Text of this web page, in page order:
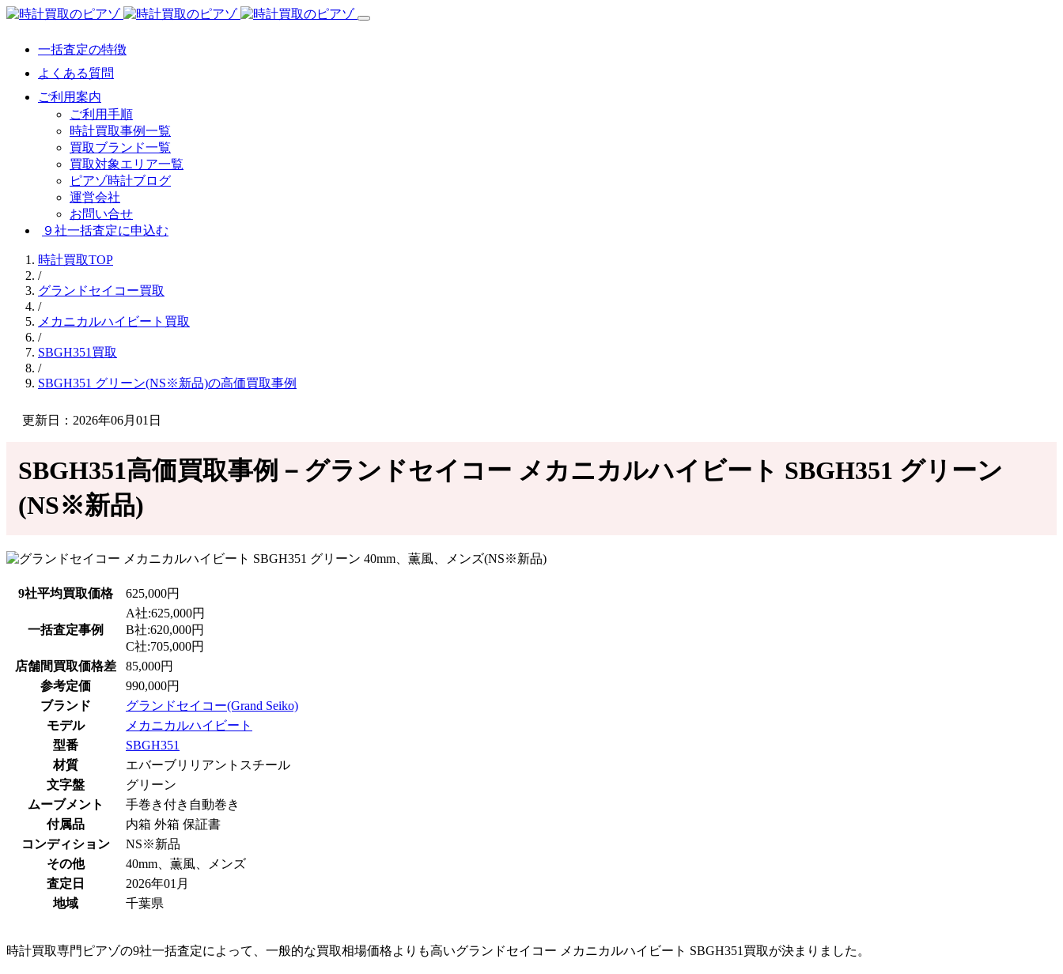
一括査定の特徴
よくある質問
ご利用案内
ご利用手順
時計買取事例一覧
買取ブランド一覧
買取対象エリア一覧
ピアゾ時計ブログ
運営会社
お問い合せ
９社一括査定に申込む
時計買取TOP
/
グランドセイコー買取
/
メカニカルハイビート買取
/
SBGH351買取
/
SBGH351 グリーン(NS※新品)の高価買取事例
更新日：2026年06月01日
SBGH351高価買取事例－グランドセイコー メカニカルハイビート SBGH351 グリーン
(NS※新品)
9社平均買取価格 625,000円
一括査定事例
A社:625,000円
B社:620,000円
C社:705,000円
店舗間買取価格差
85,000円
参考定価
990,000円
ブランド
グランドセイコー(Grand Seiko)
モデル
メカニカルハイビート
型番
SBGH351
材質
エバーブリリアントスチール
文字盤
グリーン
ムーブメント
手巻き付き自動巻き
付属品
内箱 外箱 保証書
コンディション
NS※新品
その他
40mm、薫風、メンズ
査定日
2026年01月
地域
千葉県
時計買取専門ピアゾの9社一括査定によって、一般的な買取相場価格よりも高いグランドセイコー メカニカルハイビート SBGH351買取が決まりました。